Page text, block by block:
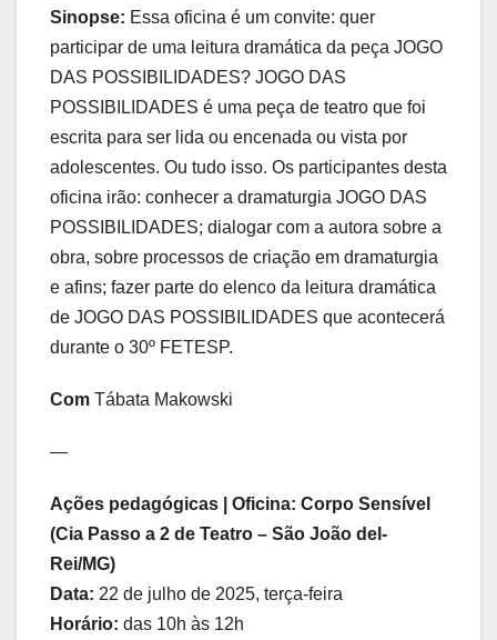
Sinopse: Essa oficina é um convite: quer
participar de uma leitura dramática da peça JOGO
DAS POSSIBILIDADES? JOGO DAS
POSSIBILIDADES é uma peça de teatro que foi
escrita para ser lida ou encenada ou vista por
adolescentes. Ou tudo isso. Os participantes desta
oficina irão: conhecer a dramaturgia JOGO DAS
POSSIBILIDADES; dialogar com a autora sobre a
obra, sobre processos de criação em dramaturgia
e afins; fazer parte do elenco da leitura dramática
de JOGO DAS POSSIBILIDADES que acontecerá
durante o 30º FETESP.
Com Tábata Makowski
—
Ações pedagógicas | Oficina: Corpo Sensível
(Cia Passo a 2 de Teatro – São João del-
Rei/MG)
Data: 22 de julho de 2025, terça-feira
Horário: das 10h às 12h